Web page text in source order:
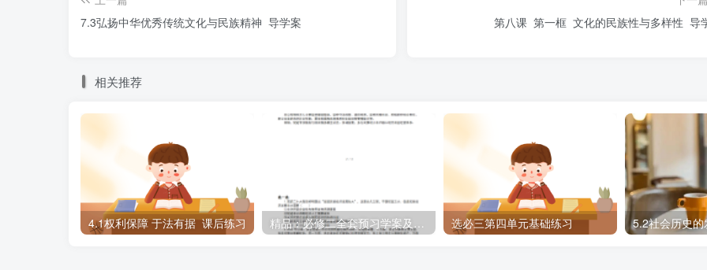
②中国人民具有伟大奋斗精神和伟大创造精神
④坚持爱国奉献是中华民族的独特品质
随着中国电影产业的迅猛发展，国庆档成为全年最重要的档期之一。回答下列小题。
8．2021年国庆档电影涵盖战争、剧情、喜剧、动画等题材，满足了不同年龄段人群的观影需求，全国电影
票房达43.87亿元，超9300万人次观影。这从一个侧面表明（ ）
7.3弘扬中华优秀传统文化与民族精神 导学案
第八课 第一框 文化的民族性与多样性 导
相关推荐
4.1权利保障 于法有据 课后练习 选必三第四单元基础练习 5.2社会历史